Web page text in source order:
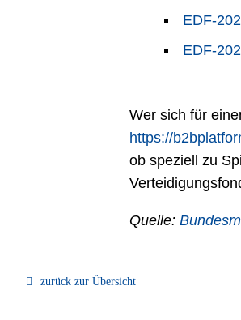
EDF-
EDF-
Wer sich für
https://
ob speziell zu
Quelle:
zurück zur Übersicht